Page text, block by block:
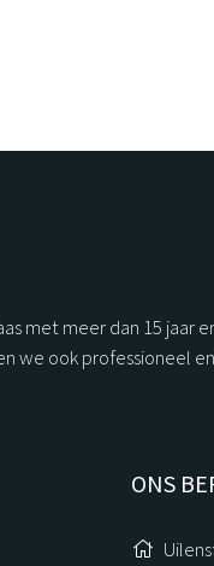
met meer dan 15 jaar
we ook professioneel
ONS